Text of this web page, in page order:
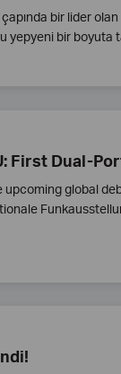
bir lider
yepyeni bir boyuta
First Dual-
global